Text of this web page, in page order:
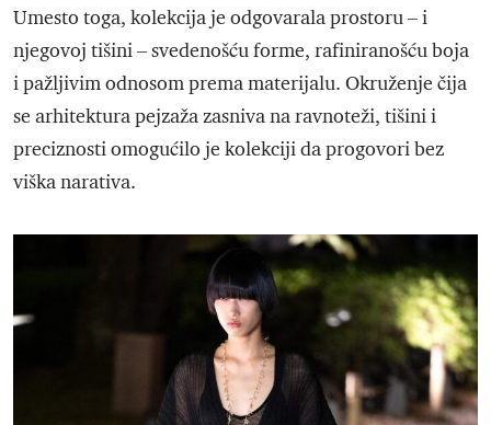
Umesto toga, kolekcija je odgovarala prostoru – i
njegovoj tišini – svedenošću forme, rafiniranošću boja
i pažljivim odnosom prema materijalu. Okruženje čija
se arhitektura pejzaža zasniva na ravnoteži, tišini i
preciznosti omogućilo je kolekciji da progovori bez
viška narativa.